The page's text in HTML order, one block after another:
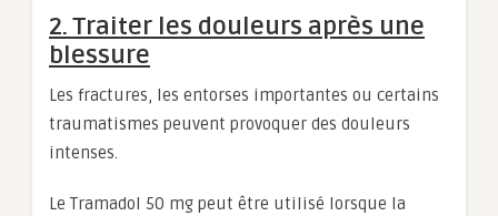
2. Traiter les douleurs après une
blessure
Les fractures, les entorses importantes ou certains
traumatismes peuvent provoquer des douleurs
intenses.
Le Tramadol 50 mg peut être utilisé lorsque la